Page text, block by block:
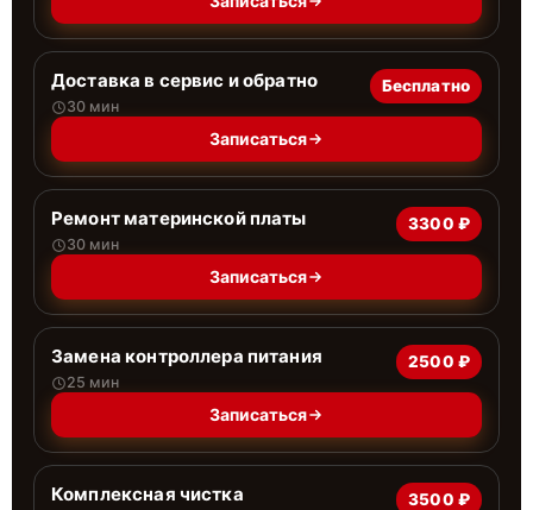
Доставка в сервис и обратно
30 мин
Бесплатно
Записаться
Ремонт материнской платы
30 мин
3300 ₽
Записаться
Замена контроллера питания
25 мин
2500 ₽
Записаться
Комплексная чистка 3500 ₽